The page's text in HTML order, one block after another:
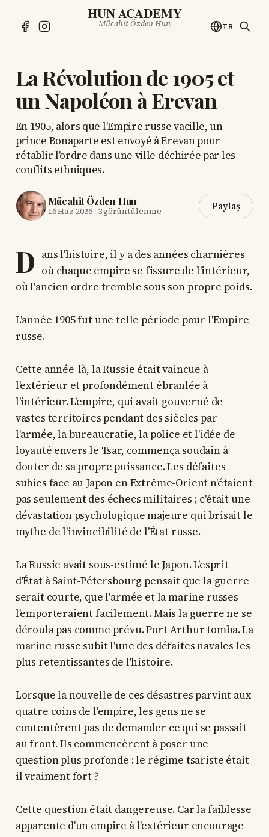
HUN ACADEMY
Mücahit Özden Hun TR
La Révolution de 1905 et
un Napoléon à Erevan
En 1905, alors que l'Empire russe vacille, un
prince Bonaparte est envoyé à Erevan pour
rétablir l'ordre dans une ville déchirée par les
conflits ethniques.
Mücahit Özden Hun
16 Haz 2026· 3 görüntülenme Paylaş
D ans l'histoire, il y a des années charnières
où chaque empire se fissure de l'intérieur,
où l'ancien ordre tremble sous son propre poids.
L'année 1905 fut une telle période pour l'Empire
russe.
Cette année-là, la Russie était vaincue à
l'extérieur et profondément ébranlée à
l'intérieur. L'empire, qui avait gouverné de
vastes territoires pendant des siècles par
l'armée, la bureaucratie, la police et l'idée de
loyauté envers le Tsar, commença soudain à
douter de sa propre puissance. Les défaites
subies face au Japon en Extrême-Orient n'étaient
pas seulement des échecs militaires ; c'était une
dévastation psychologique majeure qui brisait le
mythe de l'invincibilité de l'État russe.
La Russie avait sous-estimé le Japon. L'esprit
d'État à Saint-Pétersbourg pensait que la guerre
serait courte, que l'armée et la marine russes
l'emporteraient facilement. Mais la guerre ne se
déroula pas comme prévu. Port Arthur tomba. La
marine russe subit l'une des défaites navales les
plus retentissantes de l'histoire.
Lorsque la nouvelle de ces désastres parvint aux
quatre coins de l'empire, les gens ne se
contentèrent pas de demander ce qui se passait
au front. Ils commencèrent à poser une
question plus profonde : le régime tsariste était-
il vraiment fort ?
Cette question était dangereuse. Car la faiblesse
apparente d'un empire à l'extérieur encourage